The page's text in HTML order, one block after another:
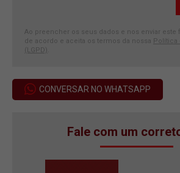
Ao preencher os seus dados e nos enviar este
de acordo e aceita os termos da nossa Política
(LGPD)
CONVERSAR NO WHATSAPP
Fale com um